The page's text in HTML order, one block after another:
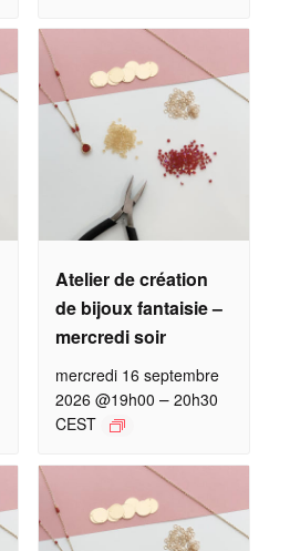
Atelier de création
de bijoux fantaisie –
mercredi soir
mercredi 16 septembre
2026 @19h00 – 20h30
CEST